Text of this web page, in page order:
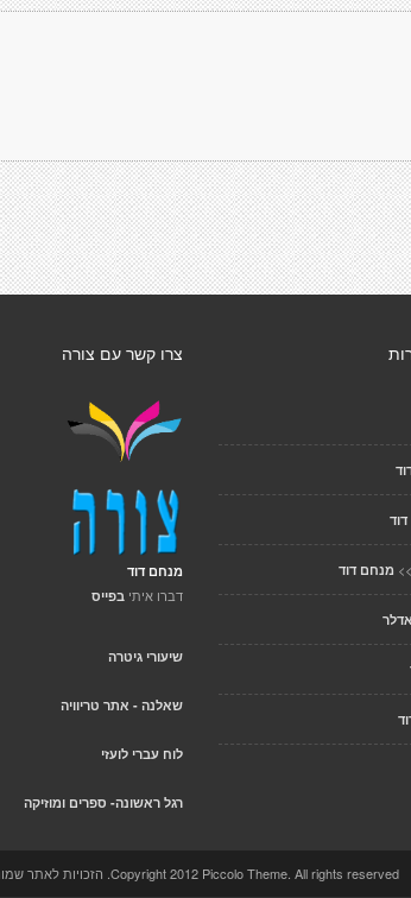
צרו קשר עם צורה
מנחם דוד
דברו איתי בפייס
שיעורי גיטרה
שאלנה - אתר טריוויה
לוח עברי לועזי
רגל ראשונה- ספרים ומוזיקה
מנחם דוד
Copyright 2012 Piccolo Theme. All rights reserved. הזכויות לאתר שמורות למנחם דוד 1974